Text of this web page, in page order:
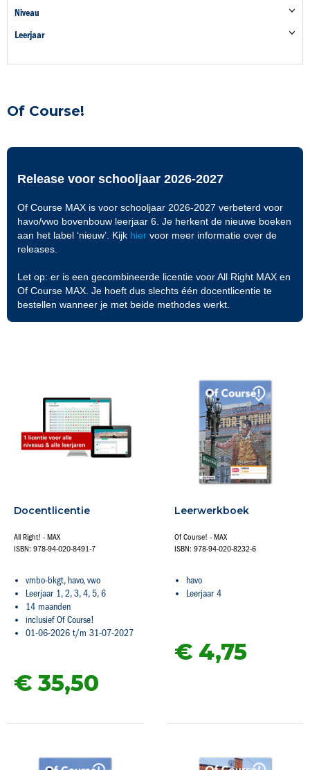
Of Course!
Release voor schooljaar 2026-2027
Of Course MAX is voor schooljaar 2026-2027 verbeterd voor
havo/vwo bovenbouw leerjaar 6. Je herkent de nieuwe boeken
aan het label ‘nieuw’. Kijk hier voor meer informatie over de
releases.
Let op: er is een gecombineerde licentie voor All Right MAX en
Of Course MAX. Je hoeft dus slechts één docentlicentie te
bestellen wanneer je met beide methodes werkt.
Docentlicentie
All Right! - MAX
ISBN: 978-94-020-8491-7
vmbo-bkgt, havo, vwo
Leerjaar 1, 2, 3, 4, 5, 6
14 maanden
inclusief Of Course!
01-06-2026 t/m 31-07-2027
€ 35,50
Leerwerkboek
Of Course! - MAX
ISBN: 978-94-020-8232-6
havo
Leerjaar 4
€ 4,75
Niveau
Leerjaar